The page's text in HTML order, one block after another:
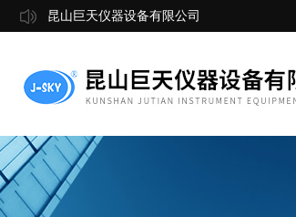
昆山巨天仪器设备有限公司